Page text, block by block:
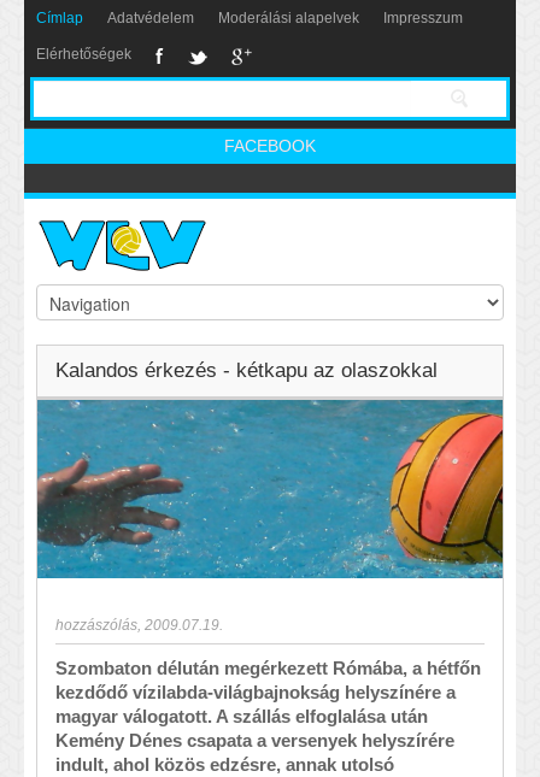
Címlap Adatvédelem Moderálási alapelvek Impresszum
Elérhetőségek
FACEBOOK
Kalandos érkezés - kétkapu az olaszokkal
hozzászólás, 2009.07.19.
Szombaton délután megérkezett Rómába, a hétfőn
kezdődő vízilabda-világbajnokság helyszínére a
magyar válogatott. A szállás elfoglalása után
Kemény Dénes csapata a versenyek helyszírére
indult, ahol közös edzésre, annak utolsó